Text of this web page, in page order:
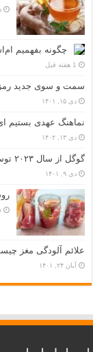
چگونه بفهمیم
1 هفته قبل
سمت و سوی جدید
دی ۱۵, ۱۴۰۱
نماهنگ عهدی بستیم
دی ۱۳, ۱۴۰۲
گوگل از سال ۲۰۲۳ توسعه سیستم‌عامل Fuchsia را سرعت می‌بخشد
دی ۹, ۱۴۰۱
علائم آلودگی مغز
آبان ۲۴, ۱۴۰۱